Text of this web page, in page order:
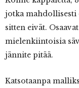
jotka mahdollisesti
sitten eivät.
mielenkiintoisia
jännite pitää.
Katsotaanpa